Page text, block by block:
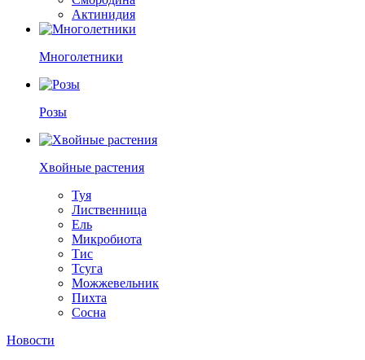
Актинидия
Многолетники
Розы
Хвойные растения
Туя
Лиственница
Ель
Микробиота
Тис
Тсуга
Можжевельник
Пихта
Сосна
Новости